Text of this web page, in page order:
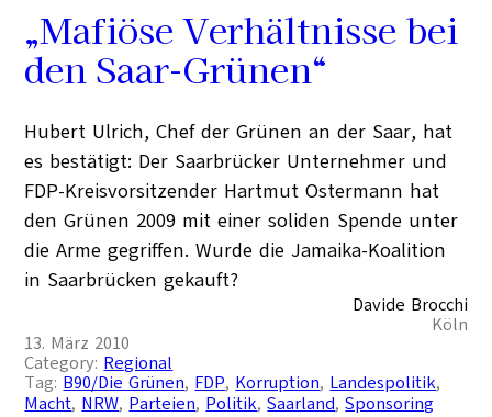
„Mafiöse Verhältnisse bei
den Saar-Grünen“
Hubert Ulrich, Chef der Grünen an der Saar, hat
es bestätigt: Der Saarbrücker Unternehmer und
FDP-Kreisvorsitzender Hartmut Ostermann hat
den Grünen 2009 mit einer soliden Spende unter
die Arme gegriffen. Wurde die Jamaika-Koalition
in Saarbrücken gekauft?
Davide Brocchi
Köln
13. März 2010
Category: Regional
Tag: B90/Die Grünen, FDP, Korruption, Landespolitik
Macht, NRW, Parteien, Politik, Saarland, Sponsoring